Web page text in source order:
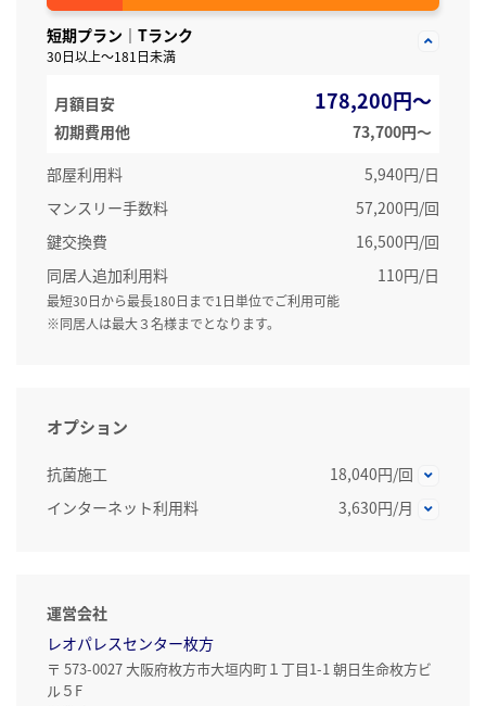
短期プラン｜Tランク
30日以上～181日未満
月額目安 178,200円～
初期費用他
73,700円〜
部屋利用料
5,940円/日
マンスリー手数料
57,200円/回
鍵交換費
16,500円/回
同居人追加利用料
110円/日
最短30日から最長180日まで1日単位でご利用可能
※同居人は最大３名様までとなります。
オプション
抗菌施工
18,040円/回
インターネット利用料
3,630円/月
運営会社
レオパレスセンター枚方
〒 573-0027 大阪府枚方市大垣内町１丁目1-1 朝日生命枚方ビ
ル５F